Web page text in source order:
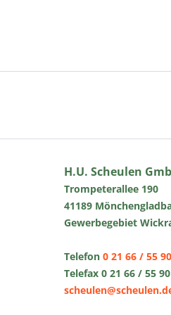
H.U. Scheulen
Trompeterallee 190
41189
Gewerbegebiet
Telefon 0 21 66 / 55
Telefax 0 21 66 / 55